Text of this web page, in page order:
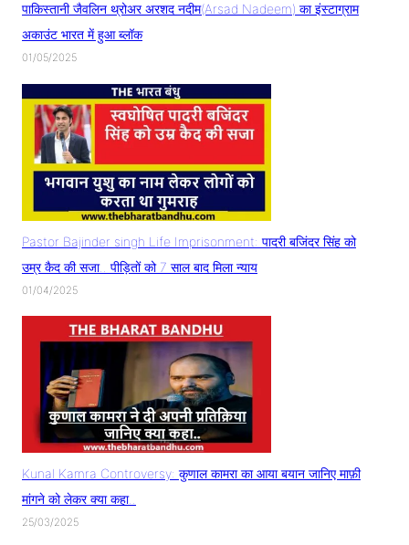
पाकिस्तानी जैवलिन थ्रोअर अरशद नदीम(Arsad Nadeem) का इंस्टाग्राम
अकाउंट भारत में हुआ ब्लॉक
01/05/2025
Pastor Bajinder singh Life Imprisonment: पादरी बजिंदर सिंह को
उम्र कैद की सजा.. पीड़ितों को 7 साल बाद मिला न्याय
01/04/2025
Kunal Kamra Controversy: कुणाल कामरा का आया बयान जानिए माफ़ी
मांगने को लेकर क्या कहा..
25/03/2025